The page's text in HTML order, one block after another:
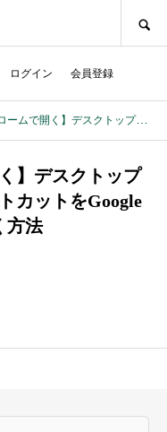
ログイン 会員登録
く】デスクトップの特定のショートカットをGoogle Chromeにて開く方法【Windows10】
】デスクトップ
カットをGoogle
方法